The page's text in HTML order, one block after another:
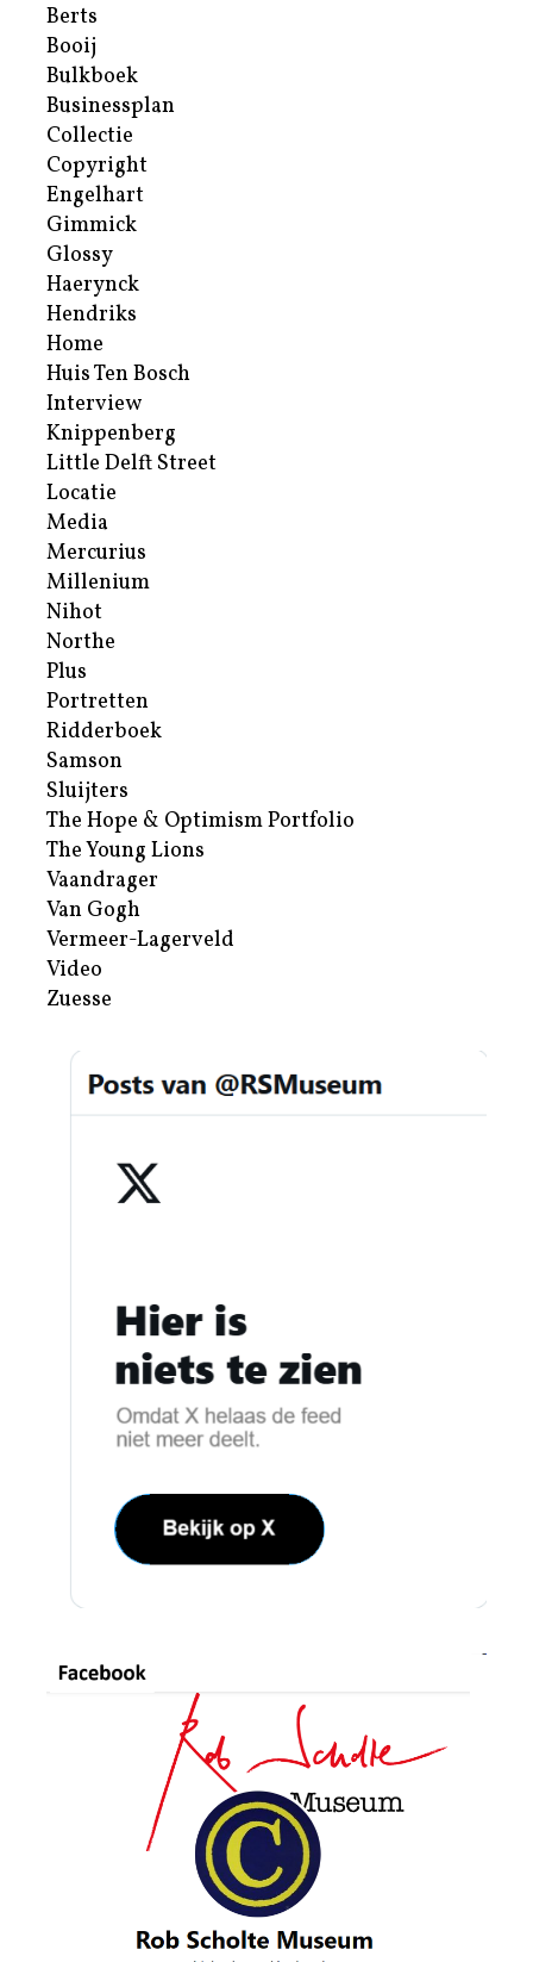
Berts
Booij
Bulkboek
Businessplan
Collectie
Copyright
Engelhart
Gimmick
Glossy
Haerynck
Hendriks
Home
Huis Ten Bosch
Interview
Knippenberg
Little Delft Street
Locatie
Media
Mercurius
Millenium
Nihot
Northe
Plus
Portretten
Ridderboek
Samson
Sluijters
The Hope & Optimism Portfolio
The Young Lions
Vaandrager
Van Gogh
Vermeer-Lagerveld
Video
Zuesse